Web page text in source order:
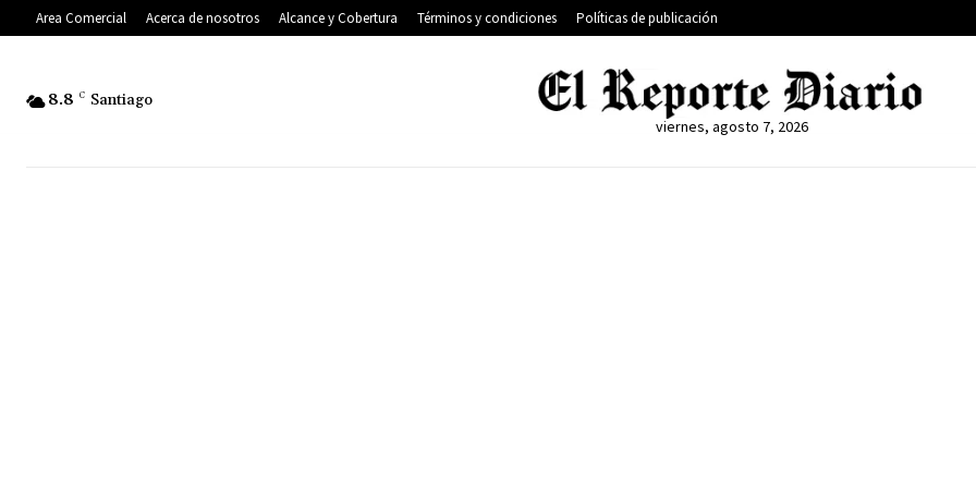
Area Comercial Acerca de nosotros Alcance y Cobertura Términos y condiciones Políticas de publicación
8.8 C Santiago
viernes, agosto 7, 2026